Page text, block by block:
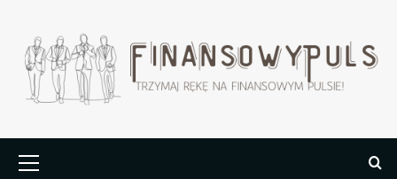
treści
główne